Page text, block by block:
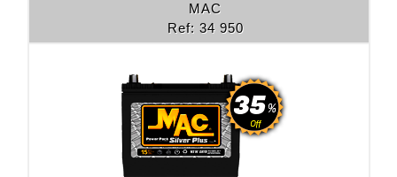
MAC
Ref: 34 950